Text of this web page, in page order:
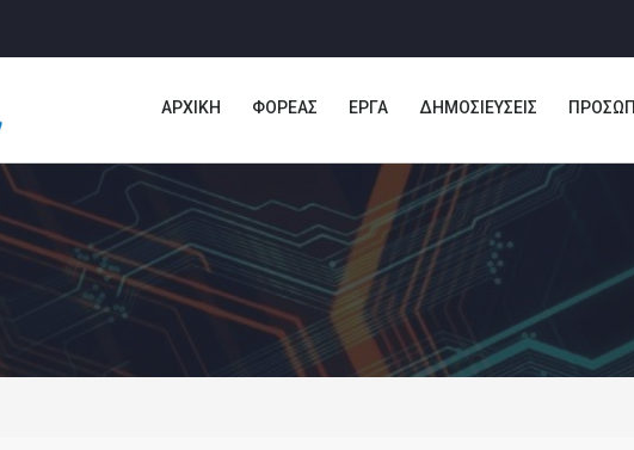
ΑΡΧΙΚΗ ΦΟΡΕΑΣ ΕΡΓΑ ΔΗΜΟΣΙΕΥΣΕΙΣ